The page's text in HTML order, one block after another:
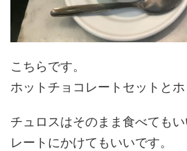
こちらです。
ホットチョコレートセットとホ
チュロスはそのまま食べても
レートにかけてもいいです。